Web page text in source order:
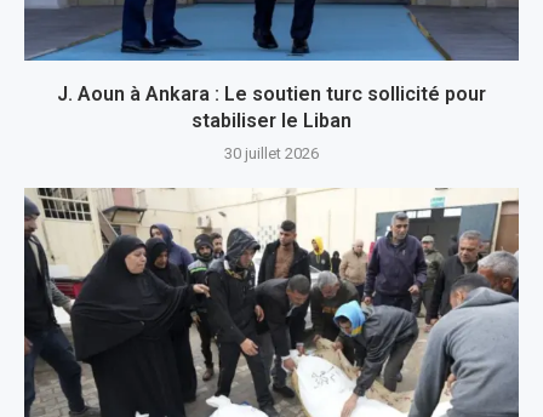
J. Aoun à Ankara : Le soutien turc sollicité pour
stabiliser le Liban
30 juillet 2026